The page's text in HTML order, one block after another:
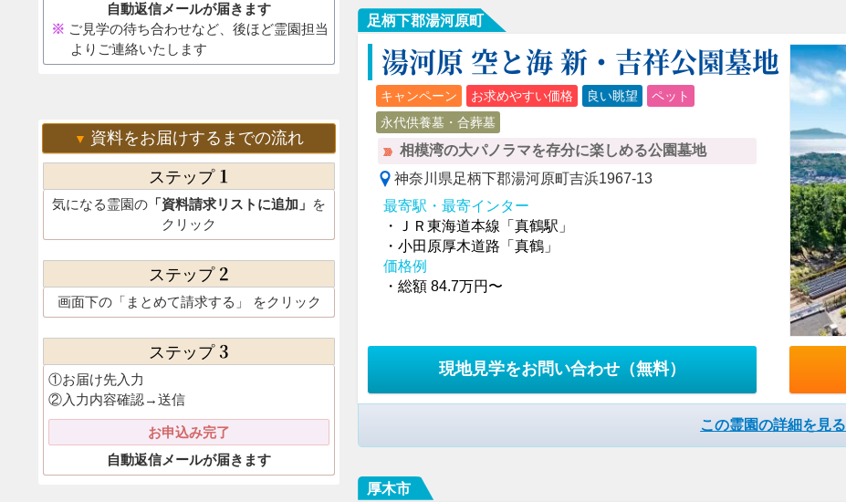
自動返信メールが届きます
ご見学の待ち合わせなど、後ほど霊園担当
よりご連絡いたします
資料をお届けするまでの流れ
ステップ 1
気になる霊園の 「資料請求リストに追加」 を
クリック
ステップ 2
画面下の「まとめて請求する」 をクリック
ステップ 3
①お届け先入力
②入力内容確認→送信
お申込み完了
自動返信メールが届きます
足柄下郡湯河原町
湯河原 空と海 新・吉祥公園墓地
キャンペーン お求めやすい価格 良い眺望
ペット
永代供養墓・合葬墓
相模湾の大パノラマを存分に楽しめる公園墓地
神奈川県足柄下郡湯河原町吉浜1967-13
最寄駅・最寄インター
・ＪＲ東海道本線「真鶴駅」
・小田原厚木道路「真鶴」
価格例
・総額 84.7万円〜
現地見学をお問い合わせ （無料）
この霊園の詳細を見る
厚木市